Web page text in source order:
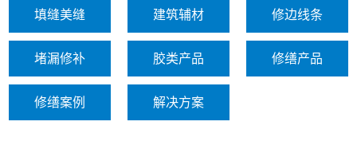
填缝美缝 建筑辅材 修边线条
堵漏修补 胶类产品 修缮产品
修缮案例 解决方案